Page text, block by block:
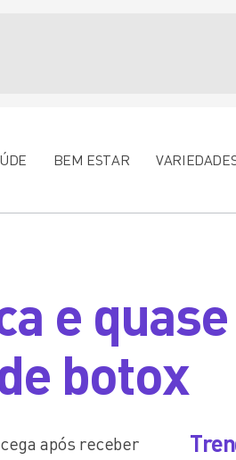
BEM ESTAR
e
botox
após receber